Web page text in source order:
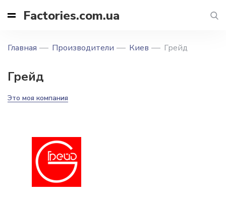
Factories.com.ua
Главная Производители Киев Грейд
Грейд
Это моя компания